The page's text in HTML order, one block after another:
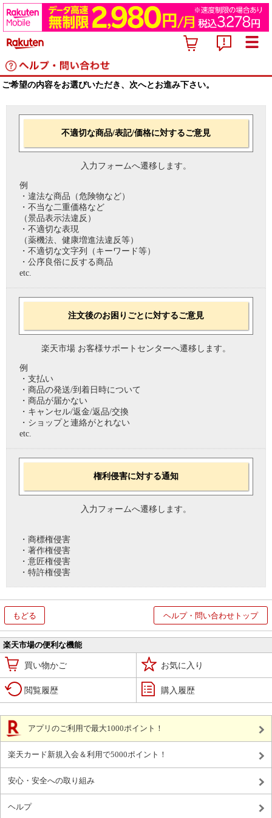
ご希望の内容をお選びいただき、次へとお進み下さい。
不適切な商品/表記/価格に対するご意見
入力フォームへ遷移します。
例
・違法な商品（危険物など）
・不当な二重価格など
（景品表示法違反）
・不適切な表現
（薬機法、健康増進法違反等）
・不適切な文字列（キーワード等）
・公序良俗に反する商品
etc.
注文後のお困りごとに対するご意見
楽天市場 お客様サポートセンターへ遷移します。
例
・支払い
・商品の発送/到着日時について
・商品が届かない
・キャンセル/返金/返品/交換
・ショップと連絡がとれない
etc.
権利侵害に対する通知
入力フォームへ遷移します。
・商標権侵害
・著作権侵害
・意匠権侵害
・特許権侵害
もどる ヘルプ・問い合わせトップ
楽天市場の便利な機能
買い物かご お気に入り
閲覧履歴 購入履歴
アプリのご利用で最大1000ポイント！
楽天カード新規入会＆利用で5000ポイント！
安心・安全への取り組み
ヘルプ